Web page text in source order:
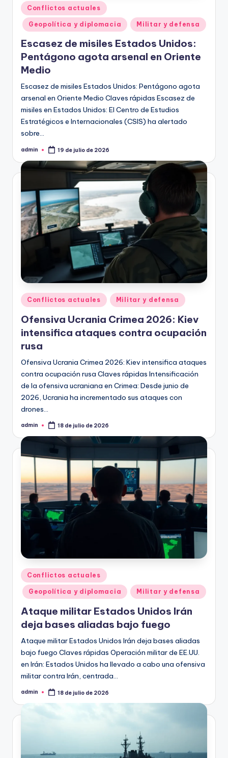
Publicado
en
Conflictos actuales
Geopolítica y diplomacia Militar y defensa
Escasez de misiles Estados Unidos:
Pentágono agota arsenal en Oriente
Medio
Escasez de misiles Estados Unidos: Pentágono agota
arsenal en Oriente Medio Claves rápidas Escasez de
misiles en Estados Unidos: El Centro de Estudios
Estratégicos e Internacionales (CSIS) ha alertado
sobre…
Publicado
admin 19 de julio de 2026
Publicado
en
Conflictos actuales Militar y defensa
Ofensiva Ucrania Crimea 2026: Kiev
intensifica ataques contra ocupación
rusa
Ofensiva Ucrania Crimea 2026: Kiev intensifica ataques
contra ocupación rusa Claves rápidas Intensificación
de la ofensiva ucraniana en Crimea: Desde junio de
2026, Ucrania ha incrementado sus ataques con
drones…
Publicado
admin 18 de julio de 2026
Publicado
en
Conflictos actuales
Geopolítica y diplomacia Militar y defensa
Ataque militar Estados Unidos Irán
deja bases aliadas bajo fuego
Ataque militar Estados Unidos Irán deja bases aliadas
bajo fuego Claves rápidas Operación militar de EE.UU.
en Irán: Estados Unidos ha llevado a cabo una ofensiva
militar contra Irán, centrada…
Publicado
admin 18 de julio de 2026